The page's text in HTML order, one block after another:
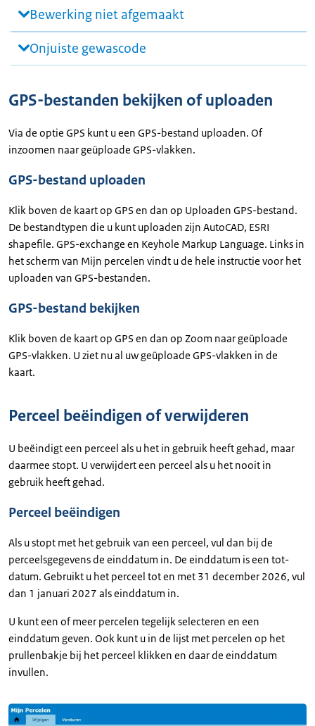
Bewerking niet afgemaakt
Onjuiste gewascode
GPS-bestanden bekijken of uploaden
Via de optie GPS kunt u een GPS-bestand uploaden. Of
inzoomen naar geüploade GPS-vlakken.
GPS-bestand uploaden
Klik boven de kaart op GPS en dan op Uploaden GPS-bestand.
De bestandtypen die u kunt uploaden zijn AutoCAD, ESRI
shapefile. GPS-exchange en Keyhole Markup Language. Links in
het scherm van Mijn percelen vindt u de hele instructie voor het
uploaden van GPS-bestanden.
GPS-bestand bekijken
Klik boven de kaart op GPS en dan op Zoom naar geüploade
GPS-vlakken. U ziet nu al uw geüploade GPS-vlakken in de
kaart.
Perceel beëindigen of verwijderen
U beëindigt een perceel als u het in gebruik heeft gehad, maar
daarmee stopt. U verwijdert een perceel als u het nooit in
gebruik heeft gehad.
Perceel beëindigen
Als u stopt met het gebruik van een perceel, vul dan bij de
perceelsgegevens de einddatum in. De einddatum is een tot-
datum. Gebruikt u het perceel tot en met 31 december 2026, vul
dan 1 januari 2027 als einddatum in.
U kunt een of meer percelen tegelijk selecteren en een
einddatum geven. Ook kunt u in de lijst met percelen op het
prullenbakje bij het perceel klikken en daar de einddatum
invullen.